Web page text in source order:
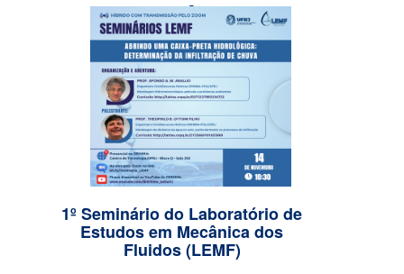
NOTÍCIAS
1º Seminário do Laboratório de
Estudos em Mecânica dos
Fluidos (LEMF)
Confira todas as notícias